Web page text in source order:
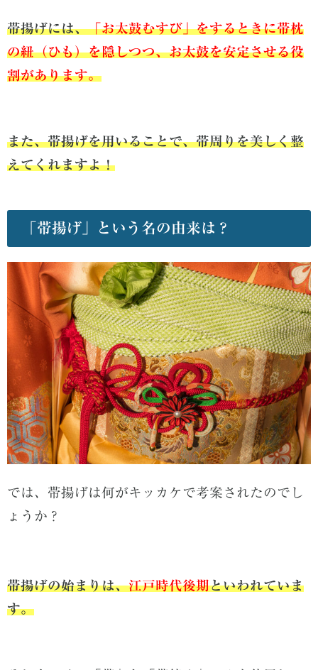
帯揚げには、「お太鼓むすび」をするときに帯枕
の紐（ひも）を隠しつつ、お太鼓を安定させる役
割があります。
また、帯揚げを用いることで、帯周りを美しく整
えてくれますよ！
「帯揚げ」という名の由来は？
では、帯揚げは何がキッカケで考案されたのでし
ょうか？
帯揚げの始まりは、江戸時代後期といわれていま
す。